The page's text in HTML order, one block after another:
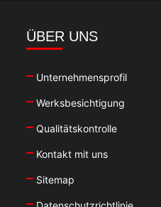
ÜBER UNS
Unternehmensprofil
Werksbesichtigung
Qualitätskontrolle
Kontakt mit uns
Sitemap